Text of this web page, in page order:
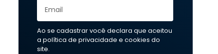
Ao se cadastrar você declara que aceitou
a política de privacidade e cookies do
site.